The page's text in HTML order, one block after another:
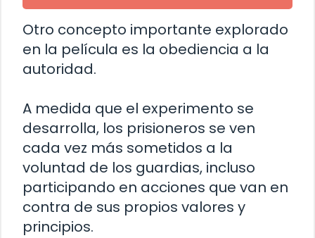
Otro concepto importante explorado
en la película es la obediencia a la
autoridad.
A medida que el experimento se
desarrolla, los prisioneros se ven
cada vez más sometidos a la
voluntad de los guardias, incluso
participando en acciones que van en
contra de sus propios valores y
principios.